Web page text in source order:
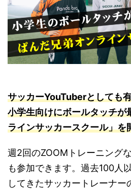
サッカーYouTuberとしても
小学生向けにボールタッチが
ラインサッカースクール」を
週2回のZOOMトレーニング
も参加できます。過去100人
してきたサッカートレーナ